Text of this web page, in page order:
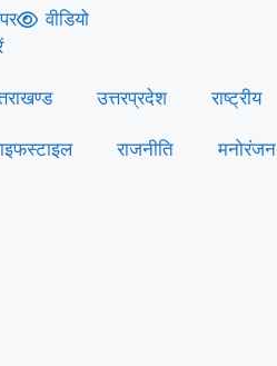
वीडियो
उत्तरप्रदेश राष्ट्रीय
राजनीति मनोरंजन